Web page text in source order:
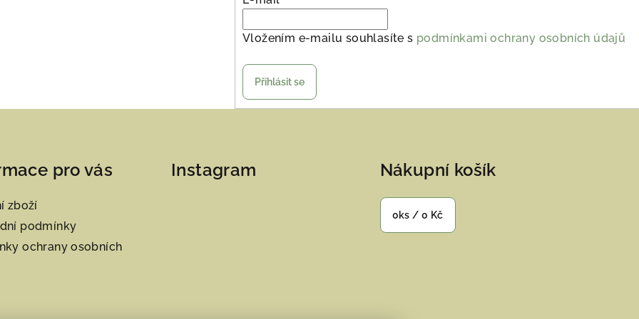
Vložením e-mailu souhlasíte s podmínkami ochrany osobních údajů
Přihlásit se
pro vás
zboží
podmínky
ochrany osobních
Instagram Nákupní košík
0ks / 0 Kč